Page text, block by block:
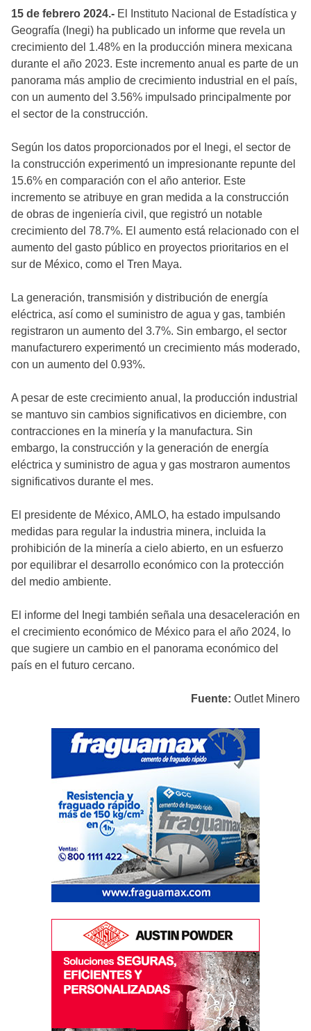
15 de febrero 2024.- El Instituto Nacional de Estadística y
Geografía (Inegi) ha publicado un informe que revela un
crecimiento del 1.48% en la producción minera mexicana
durante el año 2023. Este incremento anual es parte de un
panorama más amplio de crecimiento industrial en el país,
con un aumento del 3.56% impulsado principalmente por
el sector de la construcción.
Según los datos proporcionados por el Inegi, el sector de
la construcción experimentó un impresionante repunte del
15.6% en comparación con el año anterior. Este
incremento se atribuye en gran medida a la construcción
de obras de ingeniería civil, que registró un notable
crecimiento del 78.7%. El aumento está relacionado con el
aumento del gasto público en proyectos prioritarios en el
sur de México, como el Tren Maya.
La generación, transmisión y distribución de energía
eléctrica, así como el suministro de agua y gas, también
registraron un aumento del 3.7%. Sin embargo, el sector
manufacturero experimentó un crecimiento más moderado,
con un aumento del 0.93%.
A pesar de este crecimiento anual, la producción industrial
se mantuvo sin cambios significativos en diciembre, con
contracciones en la minería y la manufactura. Sin
embargo, la construcción y la generación de energía
eléctrica y suministro de agua y gas mostraron aumentos
significativos durante el mes.
El presidente de México, AMLO, ha estado impulsando
medidas para regular la industria minera, incluida la
prohibición de la minería a cielo abierto, en un esfuerzo
por equilibrar el desarrollo económico con la protección
del medio ambiente.
El informe del Inegi también señala una desaceleración en
el crecimiento económico de México para el año 2024, lo
que sugiere un cambio en el panorama económico del
país en el futuro cercano.
Fuente: Outlet Minero